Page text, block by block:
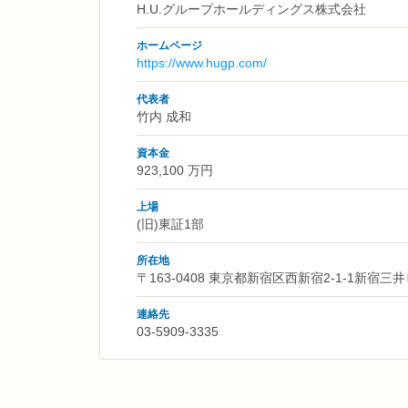
H.U.グループホールディングス株式会社
ホームページ
https://www.hugp.com/
代表者
竹内 成和
資本金
923,100 万円
上場
(旧)東証1部
所在地
〒163-0408 東京都新宿区西新宿2-1-1新宿三
連絡先
03-5909-3335